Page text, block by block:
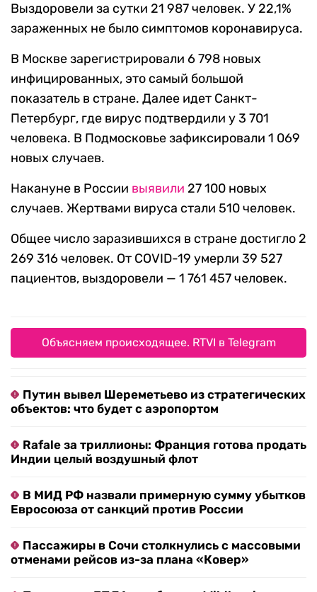
Выздоровели за сутки 21 987 человек. У 22,1%
зараженных не было симптомов коронавируса.
В Москве зарегистрировали 6 798 новых
инфицированных, это самый большой
показатель в стране. Далее идет Санкт-
Петербург, где вирус подтвердили у 3 701
человека. В Подмосковье зафиксировали 1 069
новых случаев.
Накануне в России выявили 27 100 новых
случаев. Жертвами вируса стали 510 человек.
Общее число заразившихся в стране достигло 2
269 316 человек. От COVID-19 умерли 39 527
пациентов, выздоровели — 1 761 457 человек.
Объясняем происходящее. RTVI в Telegram
Путин вывел Шереметьево из стратегических
объектов: что будет с аэропортом
Rafale за триллионы: Франция готова продать
Индии целый воздушный флот
В МИД РФ назвали примерную сумму убытков
Евросоюза от санкций против России
Пассажиры в Сочи столкнулись с массовыми
отменами рейсов из-за плана «Ковер»